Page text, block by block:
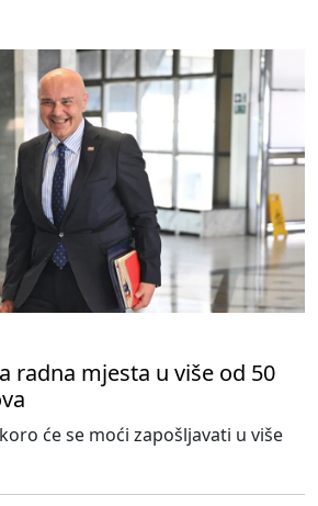
radna mjesta u više od 50
će se moći zapošljavati u više